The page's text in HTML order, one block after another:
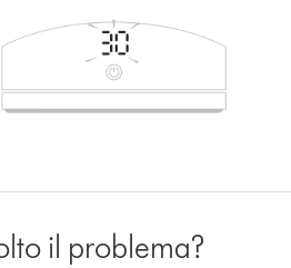
il problema?